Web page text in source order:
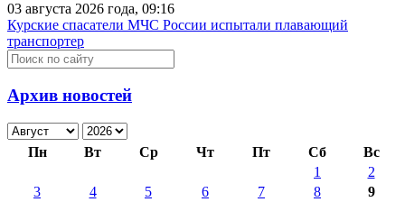
03 августа 2026 года, 09:16
Курские спасатели МЧС России испытали плавающий
транспортер
Архив новостей
Пн Вт Ср Чт Пт Сб
Вс
1
2
3
4 5 6 7 8
9